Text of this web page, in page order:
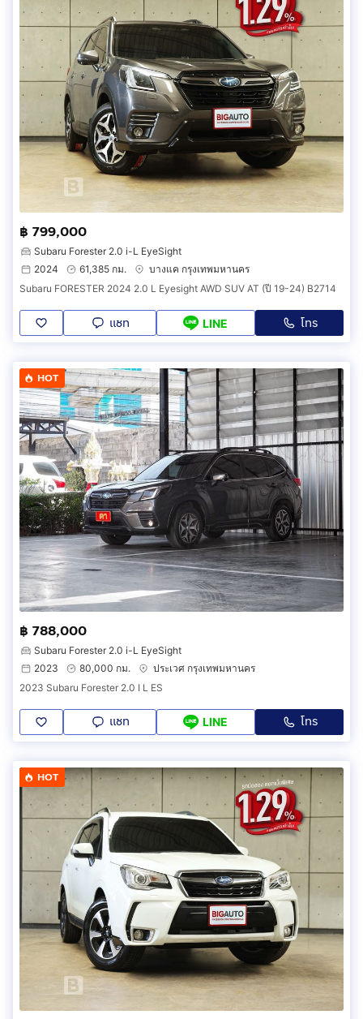
฿ 799,000
Subaru Forester 2.0 i-L EyeSight
2024
61,385 กม.
บางแค กรุงเทพมหานคร
Subaru FORESTER 2024 2.0 L Eyesight AWD SUV AT (ปี 19-24) B2714
แชท LINE โทร
HOT
฿ 788,000
Subaru Forester 2.0 i-L EyeSight
2023
80,000 กม.
ประเวศ กรุงเทพมหานคร
2023 Subaru Forester 2.0 I L ES
แชท LINE โทร
HOT